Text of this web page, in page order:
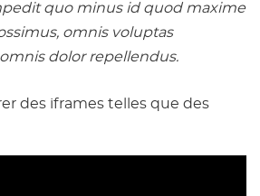
quo minus id quod maxime
omnis voluptas
dolor repellendus.
des iframes telles que des